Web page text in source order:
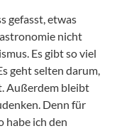
gefasst, etwas
nicht
Es gibt so viel
geht selten darum,
Außerdem bleibt
Denn für
habe ich den